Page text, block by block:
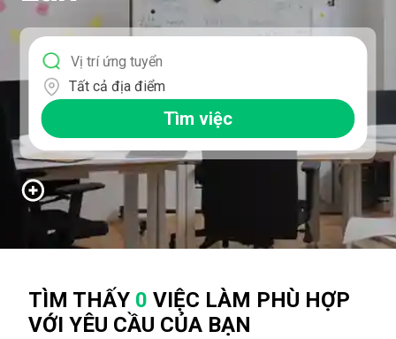
Tất cả địa điểm
Tìm việc
TÌM THẤY 0 VIỆC LÀM PHÙ HỢP
VỚI YÊU CẦU CỦA BẠN